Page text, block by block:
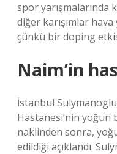
spor yarışmalarında
diğer karışımlar hava
çünkü bir doping
Naim’in
İstanbul
Hastanesi’nin yoğun
naklinden sonra,
edildiği açıklandı.